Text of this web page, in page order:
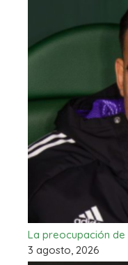
La preocupación de
3 agosto, 2026